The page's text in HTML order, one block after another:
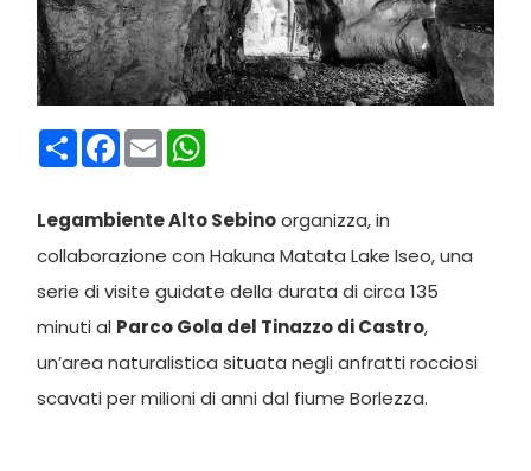
CondividiFacebook
Email
Legambiente Alto Sebinoorganizza, in
collaborazione con Hakuna Matata Lake Iseo, una
serie di visite guidate della durata di circa 135
minuti al Parco Gola del Tinazzo di Castro,
un’area naturalistica situata negli anfratti rocciosi
scavati per milioni di anni dal fiume Borlezza.